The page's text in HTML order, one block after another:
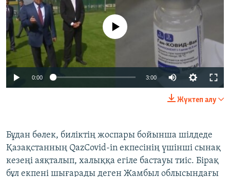
720p 1080p
No media source currently available
0:00 3:00
720p
1080p
Жүктеп алу
Бұдан бөлек, биліктің жоспары бойынша шілдеде
Қазақстанның QazCovid-in екпесінің үшінші сынақ
кезеңі аяқталып, халыққа егіле бастауы тиіс. Бірақ
бұл екпені шығарады деген Жамбыл облысындағы